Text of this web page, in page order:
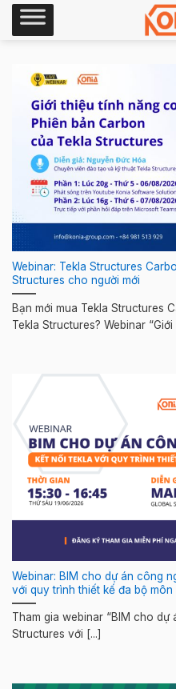
Skip
Webinar: Tekla Structures
Structures cho người mới
Bạn mới mua Tekla Structures
Tekla Structures? Webinar “Giới
Webinar: BIM cho dự án công
với quy trình thiết kế đa bộ môn
Tham gia webinar “BIM cho dự
Structures với [...]